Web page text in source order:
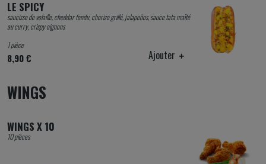
LE SPICY
saucisse de volaille, cheddar fondu, chorizo grillé, jalapeños, sauce tata maïté
au curry, crispy oignons
1 pièce
8,90 € Ajouter
WINGS
WINGS X 10
10 pièces